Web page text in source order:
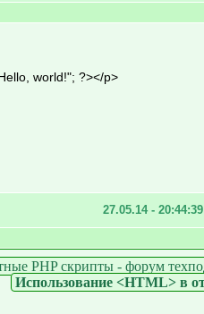
world!"; ?></p>
27.05.14 -
PHP скрипты - форум
Использование <HTML> в